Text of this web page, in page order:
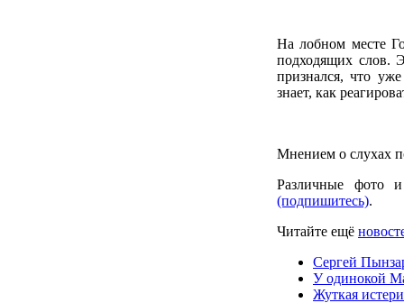
На лобном месте
подходящих слов.
признался, что
знает, как
Мнением о слухах
Различные фото
(подпишитесь).
Читайте ещё
Сергей
У одинокой
Жуткая